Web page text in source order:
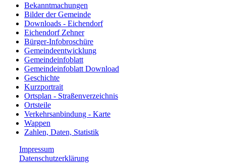
Bekanntmachungen
Bilder der Gemeinde
Downloads - Eichendorf
Eichendorf Zehner
Bürger-Infobroschüre
Gemeindeentwicklung
Gemeindeinfoblatt
Gemeindeinfoblatt Download
Geschichte
Kurzportrait
Ortsplan - Straßenverzeichnis
Ortsteile
Verkehrsanbindung - Karte
Wappen
Zahlen, Daten, Statistik
Impressum
Datenschutzerklärung